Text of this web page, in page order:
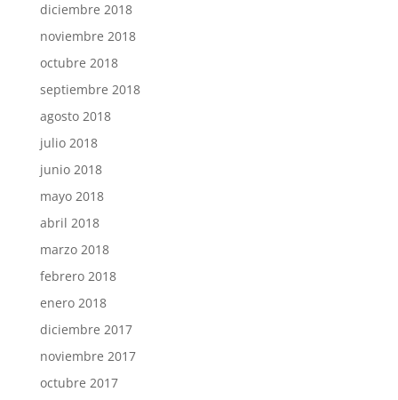
diciembre 2018
noviembre 2018
octubre 2018
septiembre 2018
agosto 2018
julio 2018
junio 2018
mayo 2018
abril 2018
marzo 2018
febrero 2018
enero 2018
diciembre 2017
noviembre 2017
octubre 2017